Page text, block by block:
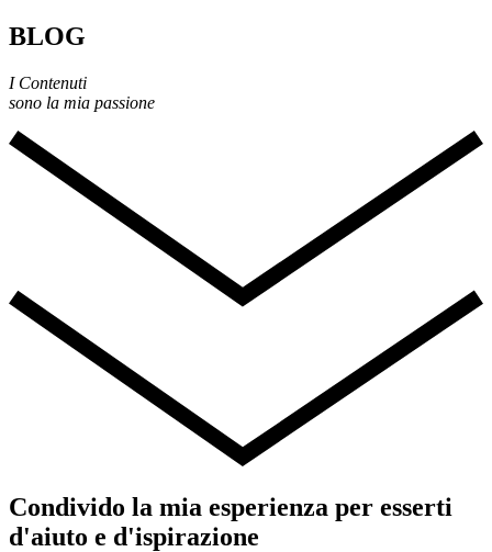
BLOG
I Contenuti
sono la mia passione
Condivido la mia esperienza per esserti
d'aiuto e d'ispirazione